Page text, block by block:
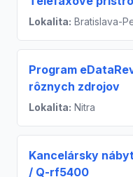
Lokalita: Bratislava-
Program
rôznych zdrojov
Lokalita: Nitra
Kancelársky
/ Q-rf5400